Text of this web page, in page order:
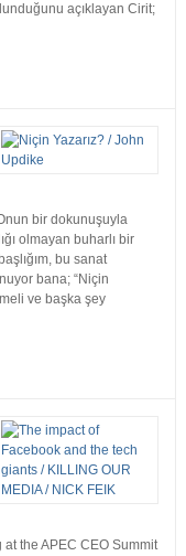
açıklayan Cirit;
bir dokunuşuyla
olmayan buharlı bir
bu sanat
bana; “Niçin
ve başka şey
the APEC CEO Summit